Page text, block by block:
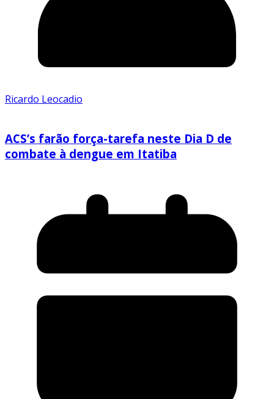
Ricardo Leocadio
ACS’s farão força-tarefa neste Dia D de
combate à dengue em Itatiba